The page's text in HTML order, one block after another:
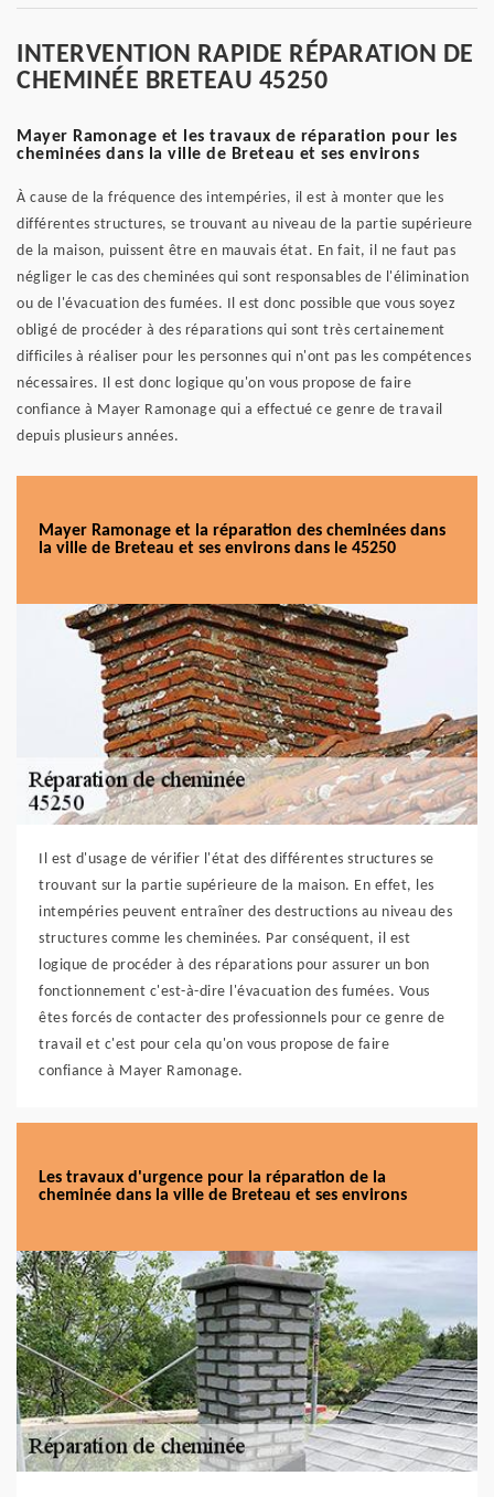
INTERVENTION RAPIDE RÉPARATION DE
CHEMINÉE BRETEAU 45250
Mayer Ramonage et les travaux de réparation pour les
cheminées dans la ville de Breteau et ses environs
À cause de la fréquence des intempéries, il est à monter que les
différentes structures, se trouvant au niveau de la partie supérieure
de la maison, puissent être en mauvais état. En fait, il ne faut pas
négliger le cas des cheminées qui sont responsables de l'élimination
ou de l'évacuation des fumées. Il est donc possible que vous soyez
obligé de procéder à des réparations qui sont très certainement
difficiles à réaliser pour les personnes qui n'ont pas les compétences
nécessaires. Il est donc logique qu'on vous propose de faire
confiance à Mayer Ramonage qui a effectué ce genre de travail
depuis plusieurs années.
Mayer Ramonage et la réparation des cheminées dans
la ville de Breteau et ses environs dans le 45250
Il est d'usage de vérifier l'état des différentes structures se
trouvant sur la partie supérieure de la maison. En effet, les
intempéries peuvent entraîner des destructions au niveau des
structures comme les cheminées. Par conséquent, il est
logique de procéder à des réparations pour assurer un bon
fonctionnement c'est-à-dire l'évacuation des fumées. Vous
êtes forcés de contacter des professionnels pour ce genre de
travail et c'est pour cela qu'on vous propose de faire
confiance à Mayer Ramonage.
Les travaux d'urgence pour la réparation de la
cheminée dans la ville de Breteau et ses environs